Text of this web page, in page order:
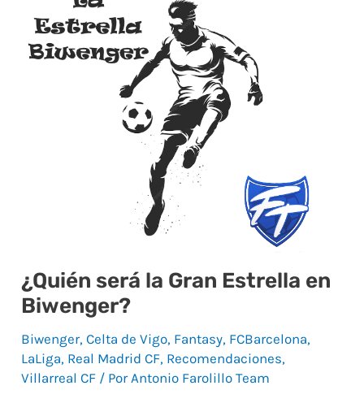
¿Quién será la Gran Estrella en
Biwenger?
Biwenger,Celta de Vigo, Fantasy, FCBarcelona,
LaLiga, Real Madrid CF, Recomendaciones,
Villarreal CF / PorAntonio Farolillo Team
será
la
Gran